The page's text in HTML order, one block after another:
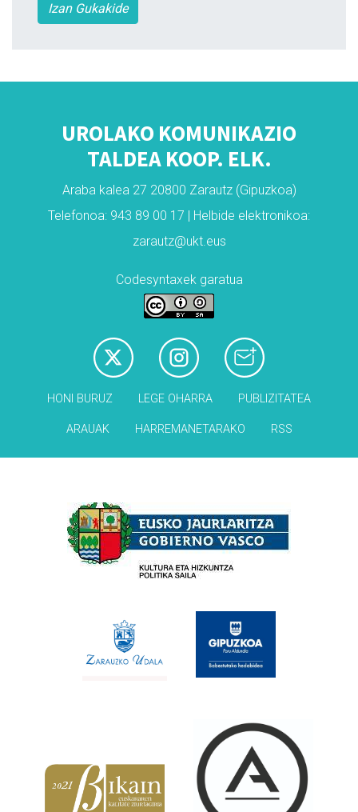
Izan Gukakide
UROLAKO KOMUNIKAZIO
TALDEA KOOP. ELK.
Araba kalea 27 20800 Zarautz (Gipuzkoa)
Telefonoa: 943 89 00 17 | Helbide elektronikoa:
zarautz@ukt.eus
Codesyntaxek garatua
HONI BURUZ LEGE OHARRA PUBLIZITATEA
ARAUAK HARREMANETARAKO RSS